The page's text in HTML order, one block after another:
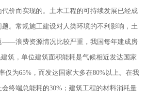
价而实现的。土木工程的可持续发展已经成
。常规施工建设对人类环境的不利影响，土
——浪费资源情况比较严重，我国每年建成房
筑，单位建筑面积能耗是气候相近发达国家
仅为65%，而发达国家大多在80%以上。在我
终端总能耗的30%；建筑工程的材料消耗量